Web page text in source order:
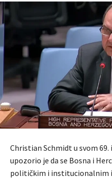
Christian Schmidtu svom
upozorio je da se Bosna i
političkim i institucionalnim